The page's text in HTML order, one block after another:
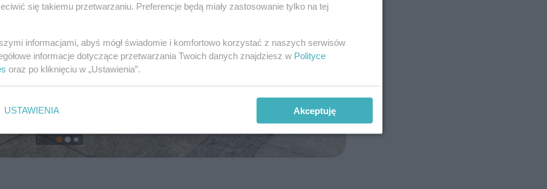
się takiemu przetwarzaniu. Preferencje będą miały zastosowanie tylko na tej
informacjami, abyś mógł świadomie i komfortowo korzystać z naszych serwisów
informacje dotyczące przetwarzania Twoich danych znajdziesz w Polityce
oraz po kliknięciu w „Ustawienia”.
USTAWIENIA Akceptuję